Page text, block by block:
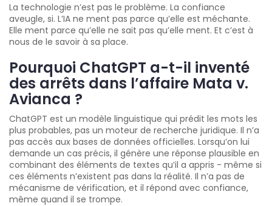
La technologie n’est pas le problème. La confiance
aveugle, si. L’IA ne ment pas parce qu’elle est méchante.
Elle ment parce qu’elle ne sait pas qu’elle ment. Et c’est à
nous de le savoir à sa place.
Pourquoi ChatGPT a-t-il inventé
des arrêts dans l’affaire Mata v.
Avianca ?
ChatGPT est un modèle linguistique qui prédit les mots les
plus probables, pas un moteur de recherche juridique. Il n’a
pas accès aux bases de données officielles. Lorsqu’on lui
demande un cas précis, il génère une réponse plausible en
combinant des éléments de textes qu’il a appris - même si
ces éléments n’existent pas dans la réalité. Il n’a pas de
mécanisme de vérification, et il répond avec confiance,
même quand il se trompe.